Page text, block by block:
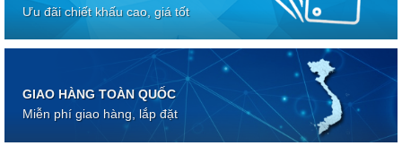
Ưu đãi chiết khấu cao, giá tốt
GIAO HÀNG TOÀN QUỐC
Miễn phí giao hàng, lắp đặt